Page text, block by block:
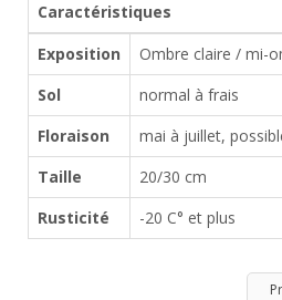
Caractéristiques
Exposition
Ombre claire / mi-
Sol
normal à frais
Floraison
mai à juillet,
Taille
20/30 cm
Rusticité
-20 C° et plus